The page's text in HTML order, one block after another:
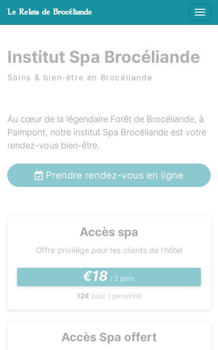
Le Relais de Brocéliande
Institut Spa Brocéliande
Soins & bien-être en Brocéliande
Au cœur de la légendaire Forêt de Brocéliande, à
Paimpont, notre institut Spa Brocéliande est votre
rendez-vous bien-être.
Prendre rendez-vous en ligne
Accès spa
Offre privilège pour les clients de l’hôtel
€18 / 2 pers.
12€ pour 1 personne
Accès Spa offert
Cookies management panel